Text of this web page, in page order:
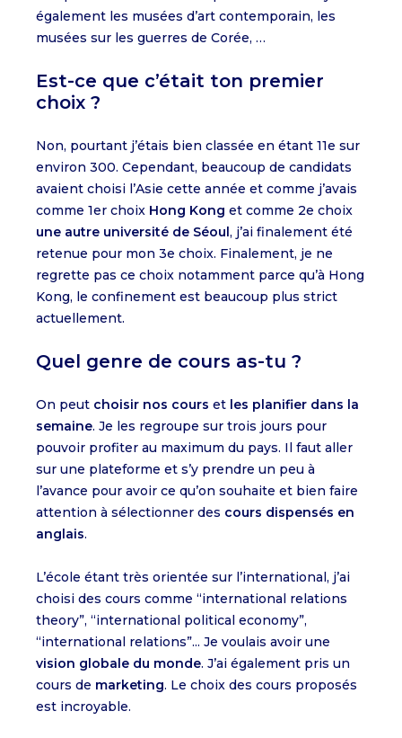
également les musées d’art contemporain, les
musées sur les guerres de Corée, …
Est-ce que c’était ton premier
choix ?
Non, pourtant j’étais bien classée en étant 11e sur
environ 300. Cependant, beaucoup de candidats
avaient choisi l’Asie cette année et comme j’avais
comme 1er choix Hong Kong et comme 2e choix
une autre université de Séoul, j’ai finalement été
retenue pour mon 3e choix. Finalement, je ne
regrette pas ce choix notamment parce qu’à Hong
Kong, le confinement est beaucoup plus strict
actuellement.
Quel genre de cours as-tu ?
On peut choisir nos cours et les planifier dans la
semaine. Je les regroupe sur trois jours pour
pouvoir profiter au maximum du pays. Il faut aller
sur une plateforme et s’y prendre un peu à
l’avance pour avoir ce qu’on souhaite et bien faire
attention à sélectionner des cours dispensés en
anglais.
L’école étant très orientée sur l’international, j’ai
choisi des cours comme “international relations
theory”, “international political economy”,
“international relations”... Je voulais avoir une
vision globale du monde. J’ai également pris un
cours de marketing. Le choix des cours proposés
est incroyable.